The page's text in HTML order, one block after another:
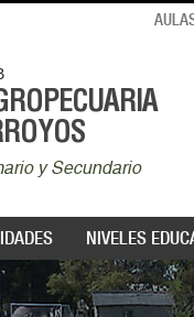
y Secundario
NIVELES